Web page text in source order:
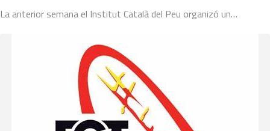
La anterior semana el Institut Català del Peu organizó un…